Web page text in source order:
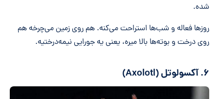
شده.
روزها فعاله و شب‌ها استراحت می‌کنه. هم روی زمین می‌چرخه هم
روی درخت و بوته‌ها بالا میره، یعنی یه جورایی نیمه‌درختیه.
۶. آکسولوتل (Axolotl)